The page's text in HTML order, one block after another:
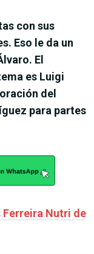
con sus
Eso le da un
El
es Luigi
del
para partes
Ferreira Nutri de